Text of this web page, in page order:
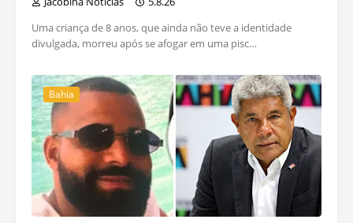
Uma criança de 8 anos, que ainda não teve a identidade
divulgada, morreu após se afogar em uma pisc…
Bahia